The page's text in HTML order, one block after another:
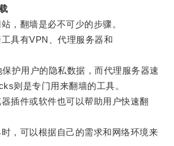
翻墙是必不可少的步骤。
有VPN、代理服务器和
用户的隐私数据，而代理服务器速
则是专门用来翻墙的工具。
件或软件也可以帮助用户快速翻
可以根据自己的需求和网络环境来